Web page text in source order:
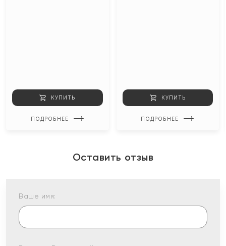
КУПИТЬ
ПОДРОБНЕЕ
КУПИТЬ
ПОДРОБНЕЕ
Оставить отзыв
Ваше имя: